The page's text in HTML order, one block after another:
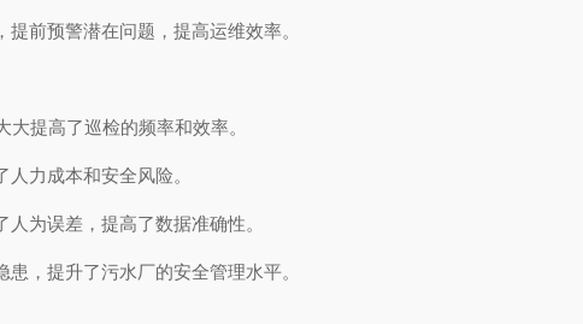
前预警潜在问题，提高运维效率。
提高了巡检的频率和效率。
力成本和安全风险。
为误差，提高了数据准确性。
，提升了污水厂的安全管理水平。